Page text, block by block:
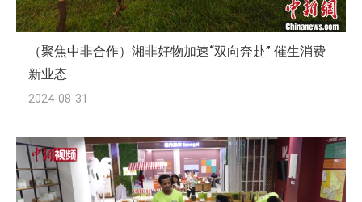
（聚焦中非合作）湘非好物加速“双向奔赴” 催生消费
新业态
2024-08-31